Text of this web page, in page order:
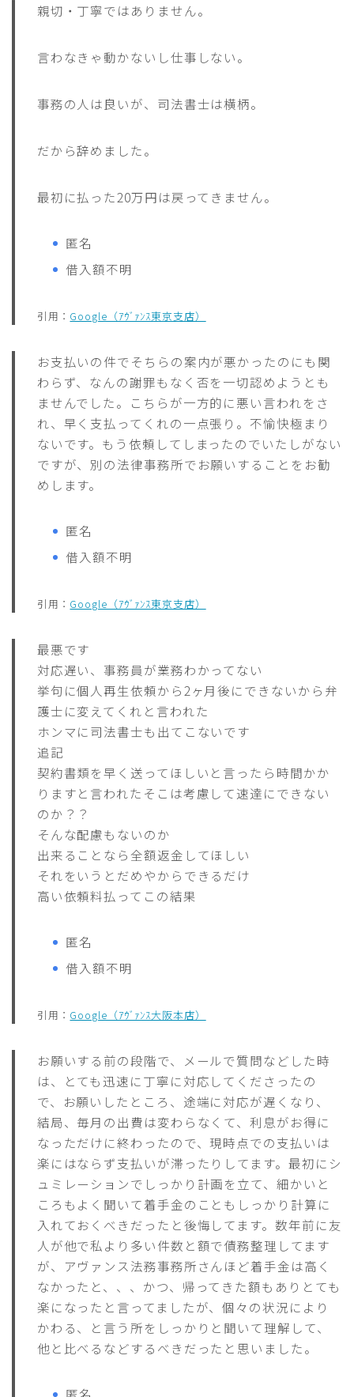
親切・丁寧ではありません。
言わなきゃ動かないし仕事しない。
事務の人は良いが、司法書士は横柄。
だから辞めました。
最初に払った20万円は戻ってきません。
匿名
借入額不明
引用： Google（ｱｳﾞｧﾝｽ東京支店）
お支払いの件でそちらの案内が悪かったのにも関
わらず、なんの謝罪もなく否を一切認めようとも
ませんでした。こちらが一方的に悪い言われをさ
れ、早く支払ってくれの一点張り。不愉快極まり
ないです。もう依頼してしまったのでいたしがない
ですが、別の法律事務所でお願いすることをお勧
めします。
匿名
借入額不明
引用： Google（ｱｳﾞｧﾝｽ東京支店）
最悪です
対応遅い、事務員が業務わかってない
挙句に個人再生依頼から2ヶ月後にできないから弁
護士に変えてくれと言われた
ホンマに司法書士も出てこないです
追記
契約書類を早く送ってほしいと言ったら時間かか
りますと言われたそこは考慮して速達にできない
のか？？
そんな配慮もないのか
出来ることなら全額返金してほしい
それをいうとだめやからできるだけ
高い依頼料払ってこの結果
匿名
借入額不明
引用： Google（ｱｳﾞｧﾝｽ大阪本店）
お願いする前の段階で、メールで質問などした時
は、とても迅速に丁寧に対応してくださったの
で、お願いしたところ、途端に対応が遅くなり、
結局、毎月の出費は変わらなくて、利息がお得に
なっただけに終わったので、現時点での支払いは
楽にはならず支払いが滞ったりしてます。最初にシ
ュミレーションでしっかり計画を立て、細かいと
ころもよく聞いて着手金のこともしっかり計算に
入れておくべきだったと後悔してます。数年前に友
人が他で私より多い件数と額で債務整理してます
が、アヴァンス法務事務所さんほど着手金は高く
なかったと、、、かつ、帰ってきた額もありとても
楽になったと言ってましたが、個々の状況により
かわる、と言う所をしっかりと聞いて理解して、
他と比べるなどするべきだったと思いました。